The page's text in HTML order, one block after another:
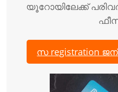
യൂറോയിലേക്ക്
സ registration